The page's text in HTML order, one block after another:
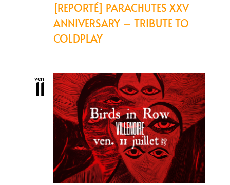
[REPORTÉ] PARACHUTES XXV
ANNIVERSARY – TRIBUTE TO
COLDPLAY
ven
11